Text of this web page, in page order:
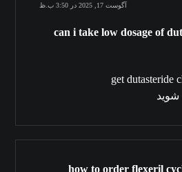
آگوست 17, 2025 در 3:50 ب.ظ
can i take low dosage of
get dutasteride
شوید
how to order flexeril